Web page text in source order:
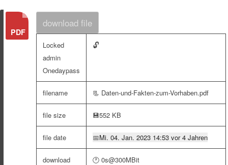
download file
Locked
admin
Onedaypass
🔓
filename 📃 Daten-und-Fakten-zum-Vorhaben.pdf
file size 💾552 KB
file date 📅Mi. 04. Jan. 2023 14:53 vor 4 Jahren
download
🕐 0s@300MBit